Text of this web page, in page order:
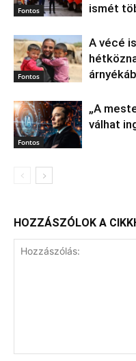
Fontos
ismét
Fontos
A vécé
Fontos
„A
válhat
HOZZÁSZÓLOK A